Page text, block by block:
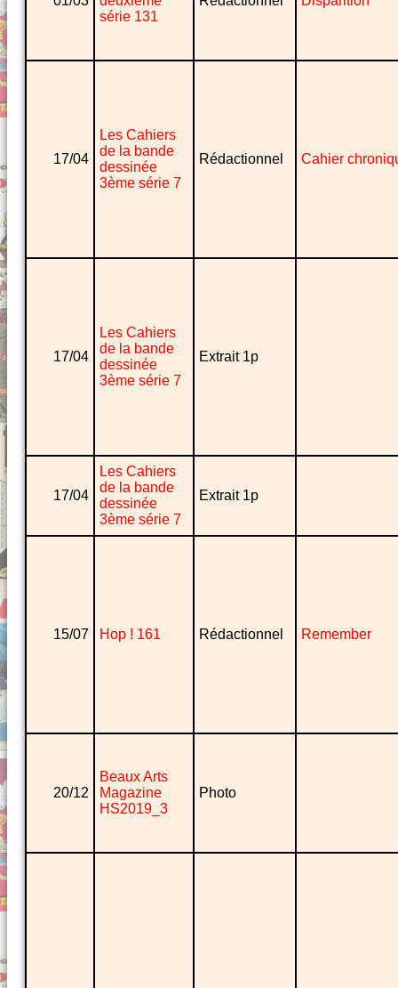
série 131
17/04
Les Cahiers
de la bande
dessinée
3ème série 7
Rédactionnel Cahier
17/04
Les Cahiers
de la bande
dessinée
3ème série 7
Extrait 1p
17/04
Les Cahiers
de la bande
dessinée
3ème série 7
Extrait 1p
15/07 Hop ! 161 Rédactionnel Remember
20/12
Beaux Arts
Magazine
HS2019_3
Photo